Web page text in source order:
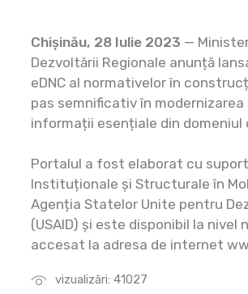
vizualizări: 41027
Chișinău, 28 Iulie 2023 —
Dezvoltării Regionale anunță
eDNC al normativelor în
pas semnificativ în
informații esențiale din
Portalul a fost elaborat cu
Instituționale și Structurale în
Agenția Statelor Unite pentru
(USAID) și este disponibil la
accesat la adresa de internet